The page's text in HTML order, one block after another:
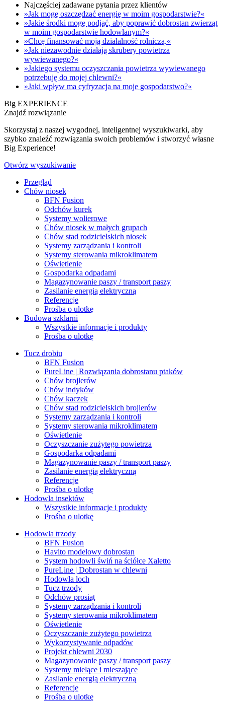
Najczęściej zadawane pytania przez klientów
»Jak mogę oszczędzać energię w moim gospodarstwie?«
»Jakie środki mogę podjąć, aby poprawić dobrostan zwierząt
w moim gospodarstwie hodowlanym?«
»Chcę finansować moją działalność rolniczą.«
»Jak niezawodnie działają skrubery powietrza
wywiewanego?«
»Jakiego systemu oczyszczania powietrza wywiewanego
potrzebuję do mojej chlewni?«
»Jaki wpływ ma cyfryzacja na moje gospodarstwo?«
Big EXPERIENCE
Znajdź rozwiązanie
Skorzystaj z naszej wygodnej, inteligentnej wyszukiwarki, aby
szybko znaleźć rozwiązania swoich problemów i stworzyć własne
Big Experience!
Otwórz wyszukiwanie
Przegląd
Chów niosek
BFN Fusion
Odchów kurek
Systemy wolierowe
Chów niosek w małych grupach
Chów stad rodzicielskich niosek
Systemy zarządzania i kontroli
Systemy sterowania mikroklimatem
Oświetlenie
Gospodarka odpadami
Magazynowanie paszy / transport paszy
Zasilanie energią elektryczną
Referencje
Prośba o ulotkę
Budowa szklarni
Wszystkie informacje i produkty
Prośba o ulotkę
Tucz drobiu
BFN Fusion
PureLine | Rozwiązania dobrostanu ptaków
Chów brojlerów
Chów indyków
Chów kaczek
Chów stad rodzicielskich brojlerów
Systemy zarządzania i kontroli
Systemy sterowania mikroklimatem
Oświetlenie
Oczyszczanie zużytego powietrza
Gospodarka odpadami
Magazynowanie paszy / transport paszy
Zasilanie energią elektryczną
Referencje
Prośba o ulotkę
Hodowla insektów
Wszystkie informacje i produkty
Prośba o ulotkę
Hodowla trzody
BFN Fusion
Havito modelowy dobrostan
System hodowli świń na ściółce Xaletto
PureLine | Dobrostan w chlewni
Hodowla loch
Tucz trzody
Odchów prosiąt
Systemy zarządzania i kontroli
Systemy sterowania mikroklimatem
Oświetlenie
Oczyszczanie zużytego powietrza
Wykorzystywanie odpadów
Projekt chlewni 2030
Magazynowanie paszy / transport paszy
Systemy mielące i mieszające
Zasilanie energią elektryczną
Referencje
Prośba o ulotkę